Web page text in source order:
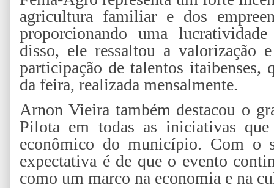
agricultura familiar e dos
proporcionando uma
disso, ele ressaltou a valorização
participação de talentos itaibenses,
da feira, realizada mensalmente.
Arnon Vieira também destacou o
Pilota em todas as iniciativas
econômico do município. Com o
expectativa é de que o evento
como um marco na economia e na